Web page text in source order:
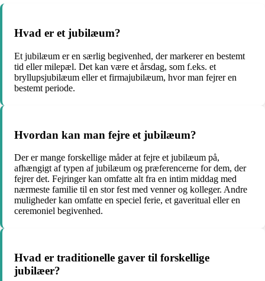
Hvad er et jubilæum?
Et jubilæum er en særlig begivenhed, der markerer en bestemt
tid eller milepæl. Det kan være et årsdag, som f.eks. et
bryllupsjubilæum eller et firmajubilæum, hvor man fejrer en
bestemt periode.
Hvordan kan man fejre et jubilæum?
Der er mange forskellige måder at fejre et jubilæum på,
afhængigt af typen af ​​jubilæum og præferencerne for dem, der
fejrer det. Fejringer kan omfatte alt fra en intim middag med
nærmeste familie til en stor fest med venner og kolleger. Andre
muligheder kan omfatte en speciel ferie, et gaveritual eller en
ceremoniel begivenhed.
Hvad er traditionelle gaver til forskellige
jubilæer?